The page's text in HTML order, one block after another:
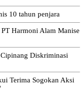
10 tahun penjara
Harmoni Alam Manise
Diskriminasi
Terima Sogokan Aksi